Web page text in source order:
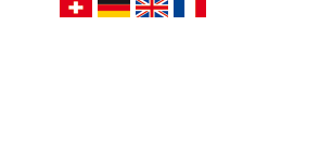
Deutsch (CH)Deutsch (DE)